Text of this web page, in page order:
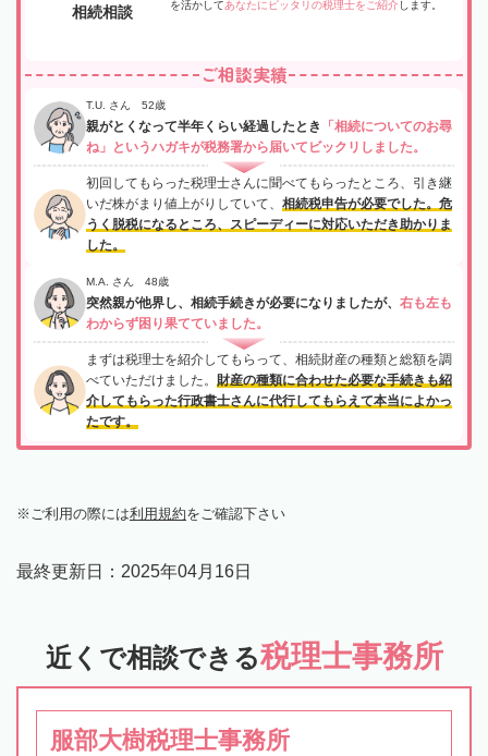
相続相談 を活かしてあなたにピッタリの税理士をご紹介 します。
ご相談実績
T.U. さん 52歳
親がとくなって半年くらい経過したとき
「相続についてのお尋
ね」というハガキが税務署から届いてビックリしました。
初回してもらった税理士さんに聞べてもらったところ、引き継
いだ株がまり値上がりしていて、 相続税申告が必要でした。危
うく脱税になるところ、スピーディーに対応いただき助かりま
した。
M.A. さん 48歳
突然親が他界し、相続手続きが必要になりましたが、 右も左も
わからず困り果てていました。
まずは税理士を紹介してもらって、相続財産の種類と総額を調
べていただけました。 財産の種類に合わせた必要な手続きも紹
介してもらった行政書士さんに代行してもらえて本当によかっ
たです。
ご利用の際には利用規約をご確認下さい
最終更新日： 2025年04月16日
近くで相談できる税理士事務所
服部大樹税理士事務所